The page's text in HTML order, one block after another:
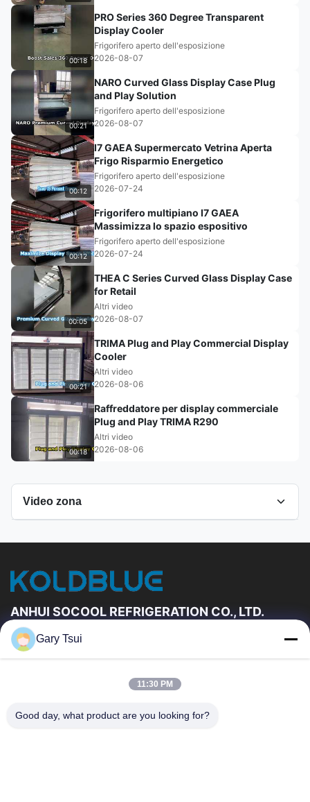
00:18
PRO Series 360 Degree Transparent
Display Cooler
Frigorifero aperto dell'esposizione
2026-08-07
00:21
NARO Curved Glass Display Case Plug
and Play Solution
Frigorifero aperto dell'esposizione
2026-08-07
00:12
I7 GAEA Supermercato Vetrina Aperta
Frigo Risparmio Energetico
Frigorifero aperto dell'esposizione
2026-07-24
00:12
Frigorifero multipiano I7 GAEA
Massimizza lo spazio espositivo
Frigorifero aperto dell'esposizione
2026-07-24
00:05
THEA C Series Curved Glass Display Case
for Retail
Altri video
2026-08-07
00:21
TRIMA Plug and Play Commercial Display
Cooler
Altri video
2026-08-06
00:18
Raffreddatore per display commerciale
Plug and Play TRIMA R290
Altri video
2026-08-06
Video zona
ANHUI SOCOOL REFRIGERATION CO., LTD.
Link Veloci
Circa Noi
Giro Della Fabbrica
Controllo Di Qualità
Gary Tsui
11:30 PM
Good day, what product are you looking for?